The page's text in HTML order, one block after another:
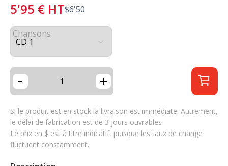
5'95 € HT$6'50
Chansons
- +
Si le produit est en stock la livraison est immédiate. Autrement,
le délai de fabrication est de 3 jours ouvrables
Le prix en $ est à titre indicatif, puisque les taux de change
fluctuent constamment.